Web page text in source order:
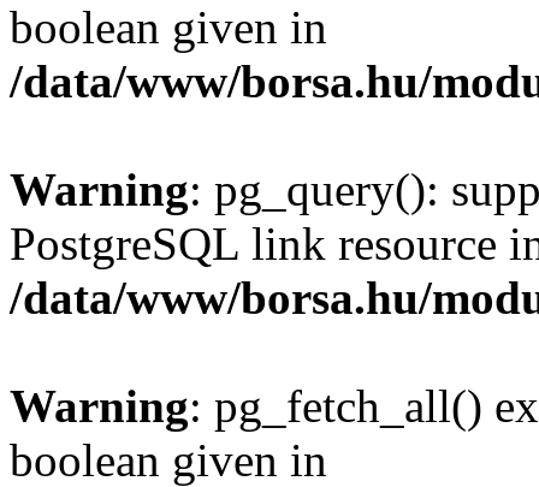
boolean given in
/data/www/borsa.hu/
Warning: pg_query():
PostgreSQL link resource
/data/www/borsa.hu/
Warning: pg_fetch_all()
boolean given in